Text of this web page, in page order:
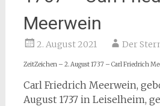
Meerwein
2. August 2021 Der
ZeitZeichen – 2. August 1737 – Carl Friedrich
Carl Friedrich Meerwein,
August 1737 in Leiselheim,